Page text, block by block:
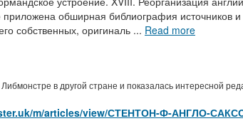
приложена обширная библиография источников
собственных, оригиналь ... Read more
в другой стране и показалась интересной
m/articles/view/СТЕНТОН-Ф-АНГЛО-